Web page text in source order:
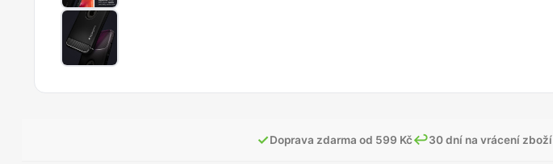
✓Doprava zdarma od 599 Kč↩30 dní na vrácení zboží